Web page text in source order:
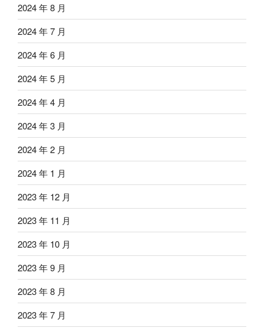
2024 年 8 月
2024 年 7 月
2024 年 6 月
2024 年 5 月
2024 年 4 月
2024 年 3 月
2024 年 2 月
2024 年 1 月
2023 年 12 月
2023 年 11 月
2023 年 10 月
2023 年 9 月
2023 年 8 月
2023 年 7 月